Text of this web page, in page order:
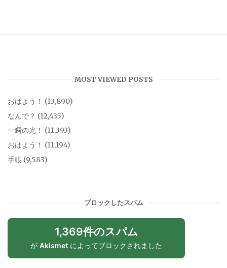
MOST VIEWED POSTS
おはよう！ (13,890)
なんで？ (12,435)
一瞬の光！ (11,393)
おはよう！ (11,194)
手帳 (9,583)
ブロックしたスパム
1,369件のスパム
が Akismet によってブロックされました